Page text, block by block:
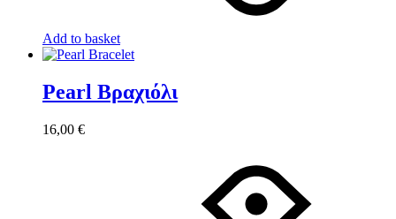
Add to basket
Pearl Βραχιόλι
16,00 €